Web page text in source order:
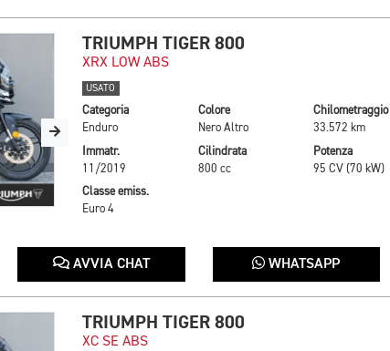
TRIUMPH TIGER 800
XRX LOW ABS
USATO
Categoria
Enduro
Colore
Nero Altro
Chilometraggio
33.572 km
Immatr.
11/2019
Cilindrata
800 cc
Potenza
95 CV (70 kW)
Classe emiss.
Euro 4
AVVIA CHAT WHATSAPP
TRIUMPH TIGER 800
XC SE ABS